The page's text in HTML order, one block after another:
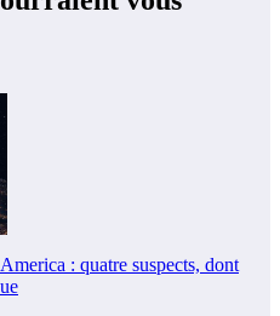
: quatre suspects, dont